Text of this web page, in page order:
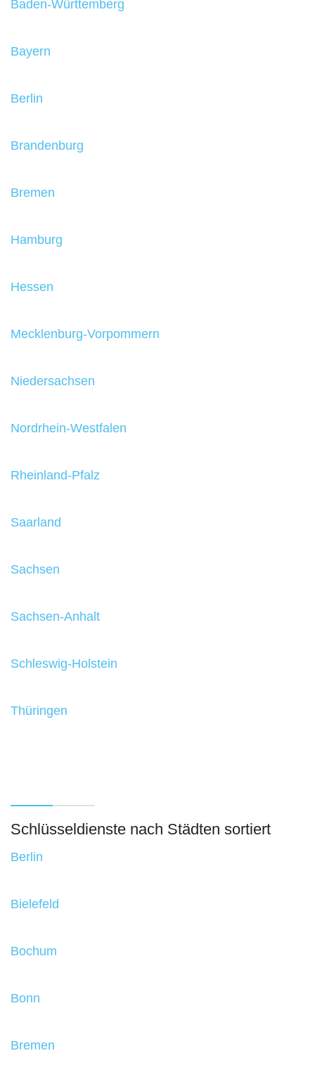
Baden-Württemberg
Bayern
Berlin
Brandenburg
Bremen
Hamburg
Hessen
Mecklenburg-Vorpommern
Niedersachsen
Nordrhein-Westfalen
Rheinland-Pfalz
Saarland
Sachsen
Sachsen-Anhalt
Schleswig-Holstein
Thüringen
Schlüsseldienste nach Städten sortiert
Berlin
Bielefeld
Bochum
Bonn
Bremen